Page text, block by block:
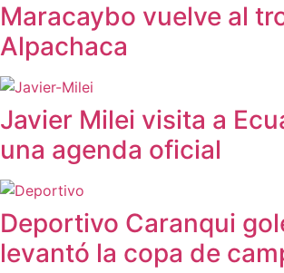
Maracaybo vuelve al
Alpachaca
Javier Milei visita a
una agenda oficial
Deportivo Caranqui
levantó la copa de